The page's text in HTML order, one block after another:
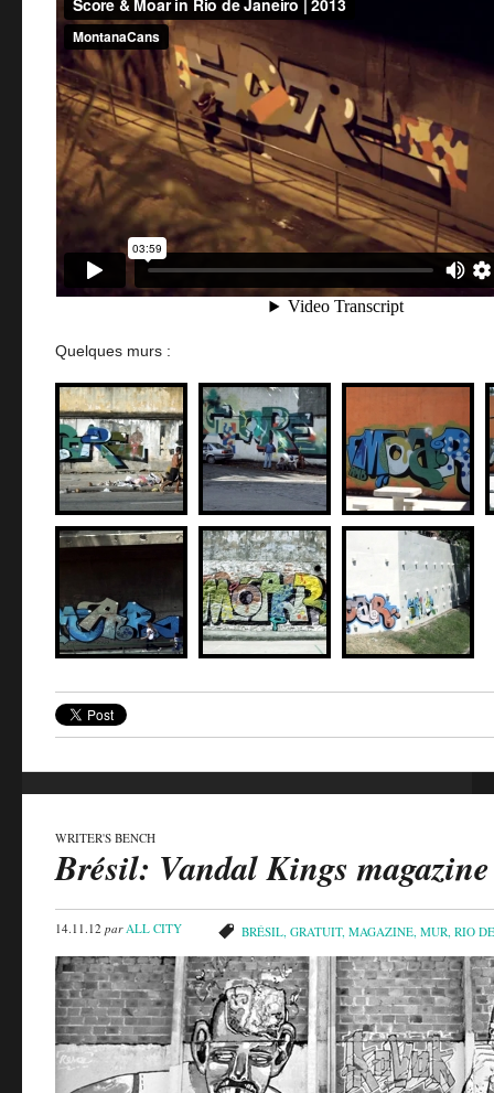
Quelques murs :
WRITER'S BENCH
Brésil: Vandal Kings magazine
14.11.12 par ALL CITY BRÉSIL GRATUIT, MAGAZINE MUR RIO